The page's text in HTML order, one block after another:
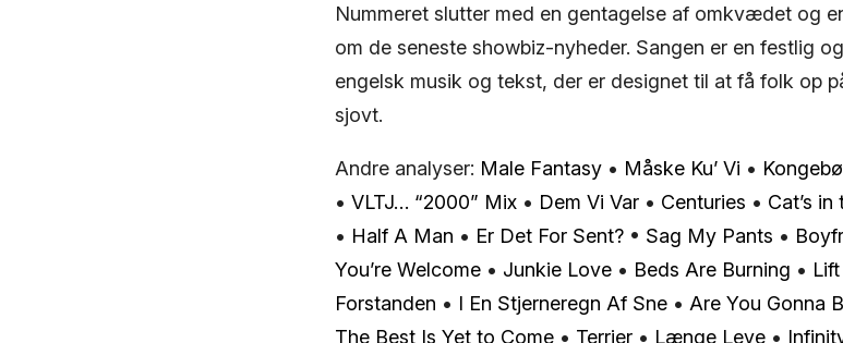
Nummeret slutter med en gentagelse af omkvædet og
om de seneste showbiz-nyheder. Sangen er en festlig
engelsk musik og tekst, der er designet til at få folk op
sjovt.
Andre analyser: Male Fantasy • Måske Ku’ Vi •
• VLTJ… “2000” Mix • Dem Vi Var • Centuries • Cat’s
• Half A Man • Er Det For Sent? • Sag My Pants •
You’re Welcome • Junkie Love • Beds Are Burning •
Forstanden • I En Stjerneregn Af Sne • Are You Gonna
The Best Is Yet to Come • Terrier • Længe Leve •